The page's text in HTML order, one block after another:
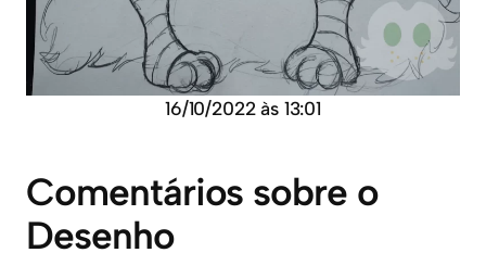
16/10/2022 às 13:01
Comentários sobre o
Desenho